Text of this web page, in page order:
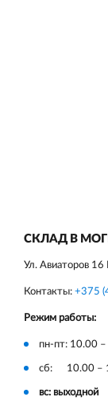
СКЛАД В
Ул. Авиаторов 16
Контакты: +375
Режим работы:
пн-пт: 10.00
сб: 10.00 –
вс: выходной